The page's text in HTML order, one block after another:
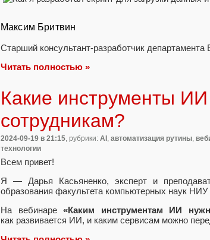
Максим Бритвин
Старший консультант-разработчик департамента
Читать полностью »
Какие инструменты
сотрудникам?
2024-09-19 в 21:15, рубрики: AI , автоматизация рутины,
технологии
Всем привет!
Я — Дарья Касьяненко, эксперт и
образования факультета компьютерных наук
На вебинаре «Каким инструментам ИИ
как развивается ИИ, и каким сервисам можно